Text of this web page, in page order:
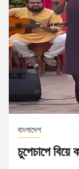
বাংলাদেশ
চুপেচাপে বিয়ে